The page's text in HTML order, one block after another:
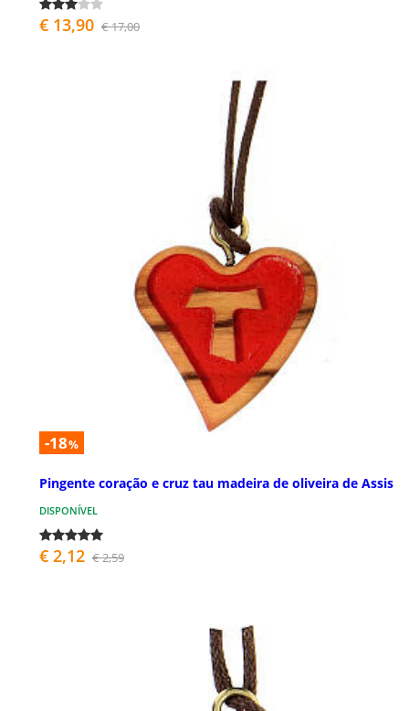
€ 13,90 € 17,00
-18%
Pingente coração e cruz tau madeira de oliveira de Assis
DISPONÍVEL
€ 2,12 € 2,59